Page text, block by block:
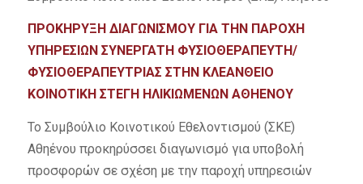
ΠΡΟΚΗΡΥΞΗ ΔΙΑΓΩΝΙΣΜΟΥ ΓΙΑ ΤΗΝ ΠΑΡΟΧΗ
ΥΠΗΡΕΣΙΩΝ ΣΥΝΕΡΓΑΤΗ ΦΥΣΙΟΘΕΡΑΠΕΥΤΗ/
ΦΥΣΙΟΘΕΡΑΠΕΥΤΡΙΑΣ ΣΤΗΝ ΚΛΕΑΝΘΕΙΟ
ΚΟΙΝΟΤΙΚΗ ΣΤΕΓΗ ΗΛΙΚΙΩΜΕΝΩΝ ΑΘΗΕΝΟΥ
Το Συμβούλιο Κοινοτικού Εθελοντισμού (ΣΚΕ)
Αθηένου προκηρύσσει διαγωνισμό για υποβολή
προσφορών σε σχέση με την παροχή υπηρεσιών